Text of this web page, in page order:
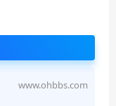
www.ohbbs.com